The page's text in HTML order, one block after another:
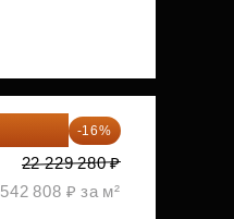
-16%
22 229 280 ₽
542 808 ₽ за м²